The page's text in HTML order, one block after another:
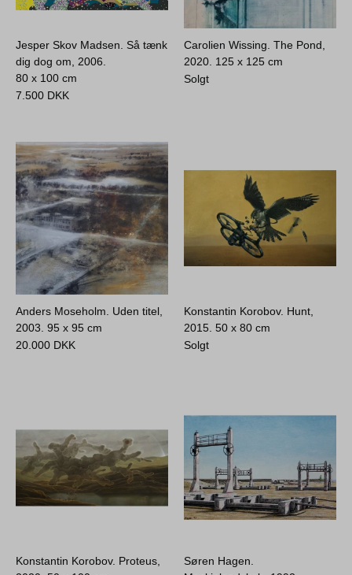
Jesper Skov Madsen. Så tænk
dig dog om, 2006.
80 x 100 cm
7.500 DKK
Carolien Wissing. The Pond,
2020. 125 x 125 cm
Solgt
Anders Moseholm. Uden titel,
2003.95 x 95 cm
20.000 DKK
Konstantin Korobov. Hunt,
2015.50 x 80 cm
Solgt
Konstantin Korobov. Proteus,
Søren Hagen.